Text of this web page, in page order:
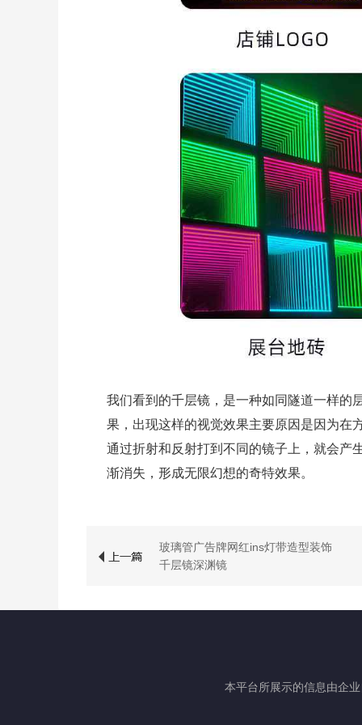
我们看到的千层镜，是一种如同隧道一样的
果，出现这样的视觉效果主要原因是因为在
通过折射和反射打到不同的镜子上，就会产
渐消失，形成无限幻想的奇特效果。
玻璃管广告牌网红ins灯带造型装饰
千层镜深渊镜
本平台所展示的信息由企